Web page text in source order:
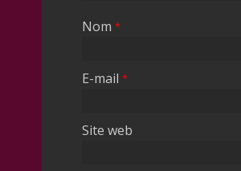
Nom *
E-mail *
Site web